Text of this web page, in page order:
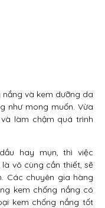
và kem dưỡng da
như mong muốn. Vừa
làm chậm quá trình
hay mụn, thì việc
vô cùng cần thiết, sẽ
Các chuyên gia hàng
kem chống nắng có
kem chống nắng tốt